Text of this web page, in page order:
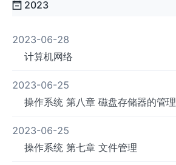
2023
2023-06-28
计算机网络
2023-06-25
操作系统 第八章 磁盘存储器的管理
2023-06-25
操作系统 第七章 文件管理